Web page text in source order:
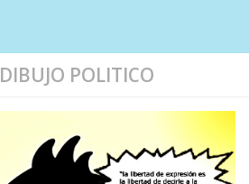
DIBUJO POLITICO